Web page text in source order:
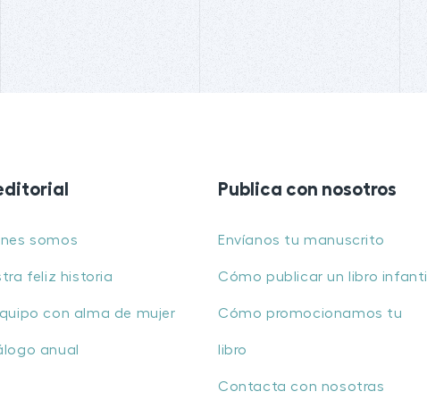
somos
feliz historia
con alma de mujer
anual
Publica con nosotros
Envíanos tu manuscrito
Cómo publicar un libro infantil
Cómo promocionamos tu
libro
Contacta con nosotras